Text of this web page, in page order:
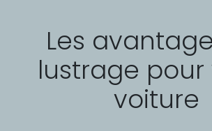
Les
lustrage pour
voiture